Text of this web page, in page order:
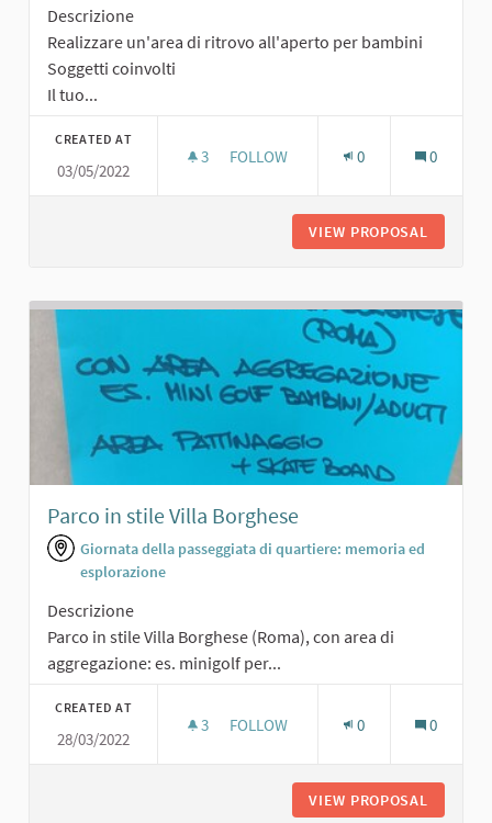
Descrizione
Realizzare un'area di ritrovo all'aperto per bambini
Soggetti coinvolti
Il tuo...
CREATED AT
03/05/2022
3 3 FOLLOWERS
FOLLOW 0 0
VIEW PROPOSAL
Parco in stile Villa Borghese
Giornata della passeggiata di quartiere: memoria ed
esplorazione
Descrizione
Parco in stile Villa Borghese (Roma), con area di
aggregazione: es. minigolf per...
CREATED AT
28/03/2022
3 3 FOLLOWERS
FOLLOW 0 0
VIEW PROPOSAL